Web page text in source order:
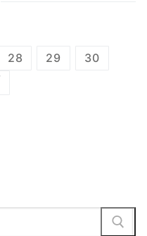
28 29
30